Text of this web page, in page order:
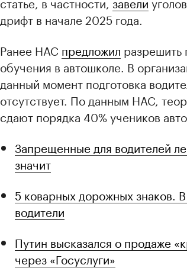
дрифт в начале 2025 года.
Ранее НАС предложил разрешить
обучения в автошколе. В
данный момент подготовка
отсутствует. По данным НАС,
сдают порядка 40% учеников
Запрещенные для водителей
значит
5 коварных дорожных знаков.
водители
Путин высказался о продаже
через «Госуслуги»